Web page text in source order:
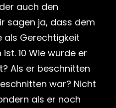
auch den
sagen ja, dass dem
als Gerechtigkeit
10 Wie wurde er
Als er beschnitten
war? Nicht
als er noch